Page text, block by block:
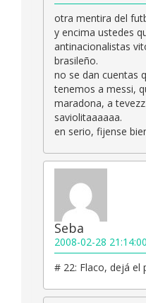
otra mentira del
y encima ustedes
antinacionalistas
brasileño.
no se dan cuentas
tenemos a messi,
maradona, a
saviolitaaaaaa.
en serio, fijense
Seba
2008-02-28 21:14:00
# 22: Flaco, dejá el